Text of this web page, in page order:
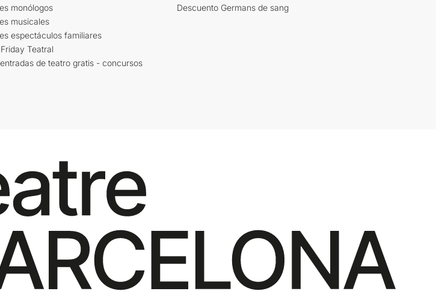
monólogos
musicales
espectáculos familiares
Teatral
de teatro gratis - concursos
Descuento Germans de sang